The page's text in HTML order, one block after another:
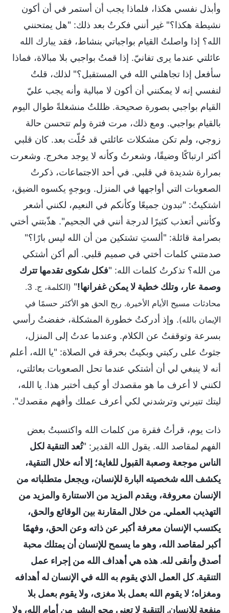
وأبذل نفسي هكذا، فلماذا يجب أن أستمر في أن أكون
نشيطة هكذا؟" غير أنني فكرتُ بعد ذلك: "هل يمتحنني
الله؟ إذا واصلتُ القيام بواجباتي بنشاط، فقد يبارك الله
عائلتي عندما يرى تفانيّ. إذا قمتُ بواجبي بلا مبالاة، فماذا
سأفعل إذا تجاهلني الله في المستقبل؟" لذلك، قلتُ
لنفسي إنه لا يمكنني أن أكون لا مبالية وأنه يجب عليّ
القيام بواجبي بصورة صحيحة. ظللتُ منشغلةً طوال اليوم
بالقيام بواجبي. ومع ذلك، مرت فترة ولم تتحسن حالة
زوجي، ولم تكن مشكلات عائلتي قد حُلّت بعد. كان قلبي
أكثر ارتباكًا وضيقًا، وشعرتُ وكأنه لا يوجد مخرج. وشعرت
بمرارة شديدة في قلبي. في أحد الاجتماعات، ذكرتُ
الصعوبات التي أواجهها في المنزل. وبوجهٍ يكسوه الضيق،
اشتكيتُ: "تبدون جميعًا وكأنكم في النعيم، لكنني أشعر
وكأنني أتعذب كثيرًا لدرجة أنني في الجحيم". هذّبتني أختي
بصرامة قائلة: "ألستِ تشتكين من أن الله ليس بارًا؟"
صدمتني كلمات أختي في صميم قلبي. ألم أكن أشتكي
من الله؟ تذكرتُ كلمات الله: "فكل شكوى تقدمها تترك
وصمة عار، وتلك خطية لا يمكن غفرانها!"
(الكلمة، ج. 3.
محادثات مسيح الأيام الأخيرة. ربح الحق هو الأكثر حسمًا في
الإيمان بالله). وإذ أدركتُ خطورة المشكلة، خفضتُ رأسي
بسرعة وتوقفتُ عن الكلام. وعندما عدتُ إلى المنزل،
جثوتُ على ركبتي وبكيتُ بحرقة في الصلاة: "يا الله، أعلم
أنه لا ينبغي لي أن أشتكي عندما تحل الصعوبات بعائلتي،
لكنني لا أعرف ما هو مقصدك أو كيف أختبر هذا. يا الله،
ليتك تنيرني وترشدني لكي أعرف عملك وأفهم مقصدك".
ذات يوم، قرأتُ فقرة من كلمات الله واكتسبتُ بعض
الفهم لمقاصد الله. يقول الله القدير: "تُعد التنقية لكل
الناس موجعة وصعبة القبول للغاية؛ إلا أنه خلال التنقية،
يكشف الله شخصيته البارة للإنسان، ويجعل متطلباته من
الإنسان معروفة، ويقدم المزيد من الاستنارة والمزيد من
التهذيب العملي. من خلال المقارنة بين الوقائع والحق،
يكتسب الإنسان معرفة أكبر عن ذاته وعن الحق، وفهمًا
أكبر لمقاصد الله، وهو ما يسمح للإنسان أن يمتلك محبة
أصدق وأنقى لله. هذه هي أهداف الله من إجراء عمل
التنقية. كل العمل الذي يقوم به الله في الإنسان له أهدافه
ومغزاه؛ لا يقوم الله بعمل بلا مغزى، ولا يقوم بعمل بلا
منفعة للإنسان. التنقية لا تعني محو البشر من أمام الله، ولا